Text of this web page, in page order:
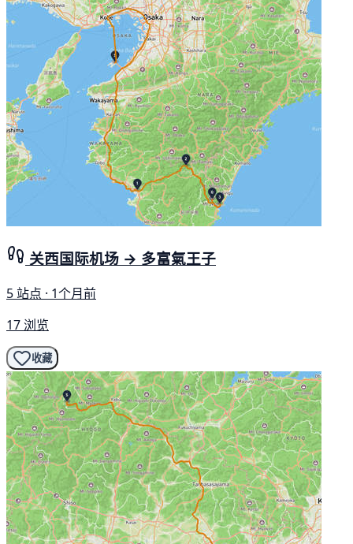
关西国际机场 → 多富氣王子
5 站点 · 1个月前
17 浏览
收藏